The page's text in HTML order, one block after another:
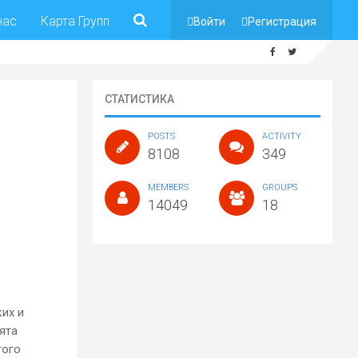
Карта Групп Войти Регистрация
и
СТАТИСТИКА
POSTS
8108
ACTIVITY
349
MEMBERS
14049
GROUPS
18